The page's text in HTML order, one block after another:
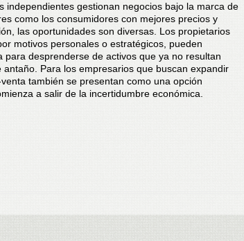
independientes gestionan negocios bajo la marca de
como los consumidores con mejores precios y
las oportunidades son diversas. Los propietarios
motivos personales o estratégicos, pueden
desprenderse de activos que ya no resultan
Para los empresarios que buscan expandir
también se presentan como una opción
a salir de la incertidumbre económica.